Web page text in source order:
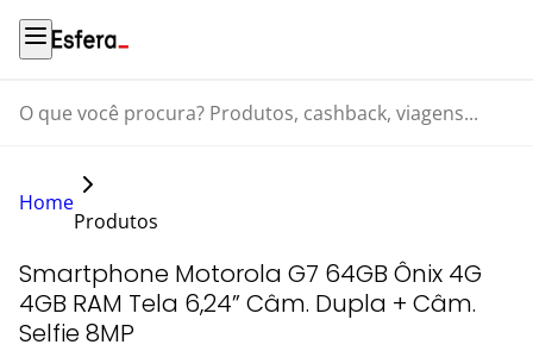
O que você procura? Produtos, cashback, viagens...
Home
Produtos
Smartphone Motorola G7 64GB Ônix 4G
4GB RAM Tela 6,24” Câm. Dupla + Câm.
Selfie 8MP